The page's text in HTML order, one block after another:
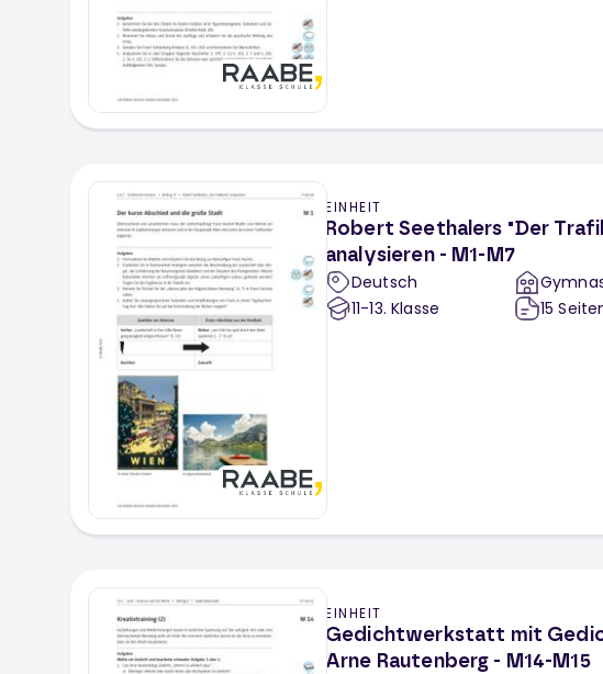
EINHEIT
Robert Seethalers "Der
analysieren - M1-M7
Deutsch
11-13. Klasse
15
EINHEIT
Gedichtwerkstatt mit
Arne Rautenberg - M14-M15